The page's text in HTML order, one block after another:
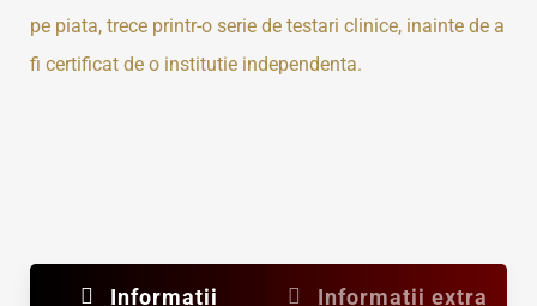
pe piata, trece printr-o serie de testari clinice, inainte de a
fi certificat de o institutie independenta.
Informații Informații extra